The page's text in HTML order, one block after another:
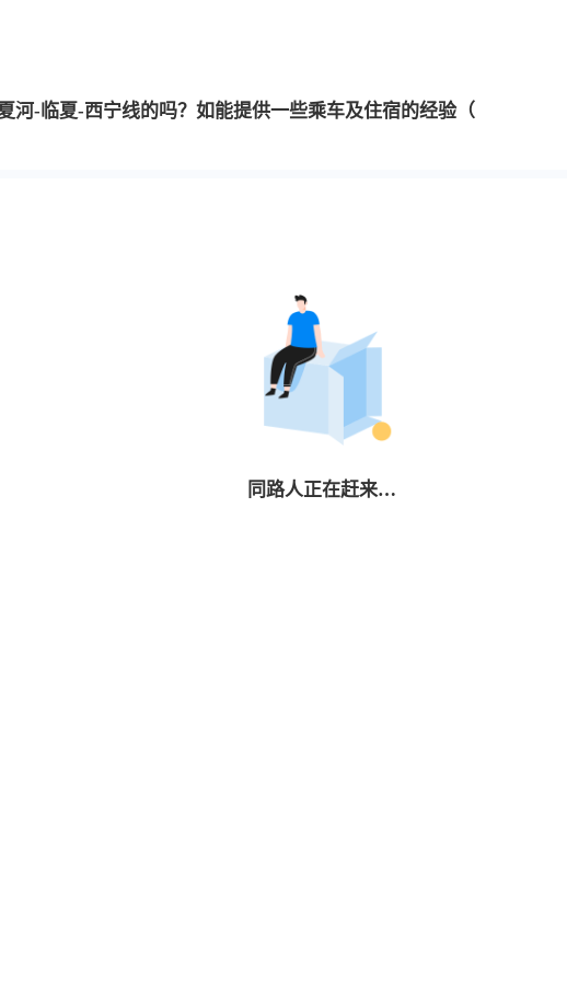
河-临夏-西宁线的吗？如能提供一些乘车及住宿的经验（
同路人正在赶来…